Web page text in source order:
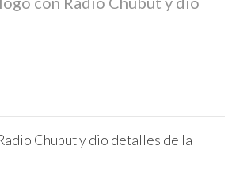
Chubut y dio detalles de la